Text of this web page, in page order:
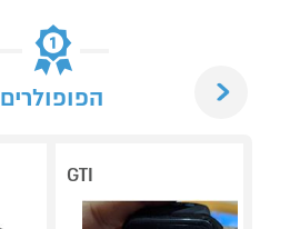
הפופולרים
GTI